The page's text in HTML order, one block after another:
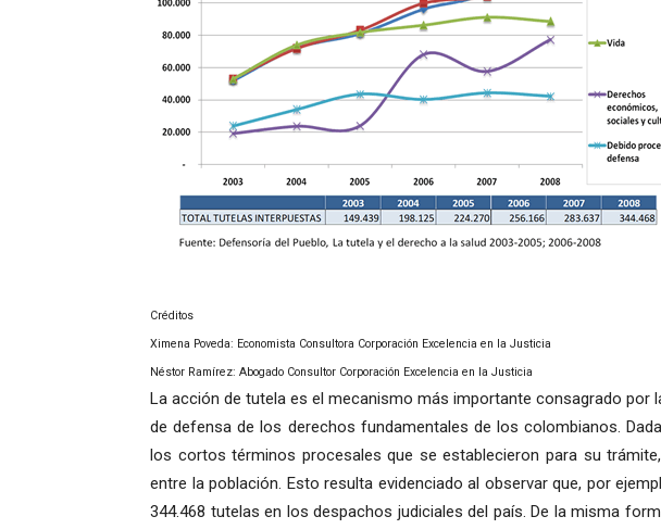
Créditos
Ximena Poveda: Economista Consultora Corporación Excelencia en la Justicia
Néstor Ramírez: Abogado Consultor Corporación Excelencia en la Justicia
La acción de tutela es el mecanismo más importante consagrado por
de defensa de los derechos fundamentales de los colombianos.
los cortos términos procesales que se establecieron para su
entre la población. Esto resulta evidenciado al observar que, por
344.468 tutelas en los despachos judiciales del país. De la misma